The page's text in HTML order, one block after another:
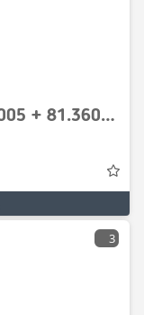
MAN FRONT HUBS 81.36030-0005 + 81.36035-6009
3